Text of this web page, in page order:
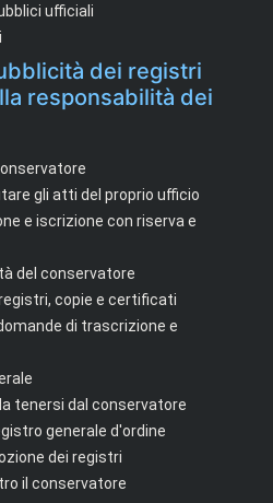
ufficiali
dei registri
responsabilità dei
gli atti del proprio ufficio
e iscrizione con riserva e
del conservatore
copie e certificati
di trascrizione e
tenersi dal conservatore
generale d'ordine
dei registri
il conservatore